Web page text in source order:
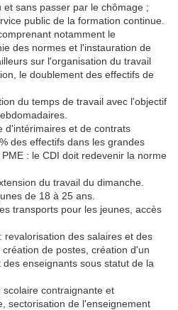
sans passer par le chômage ;
public de la formation continue.
notamment le
des normes et l'instauration de
sur l'organisation du travail
le doublement des effectifs de
du temps de travail avec l'objectif
d'intérimaires et de contrats
des effectifs dans les grandes
: le CDI doit redevenir la norme
du travail du dimanche.
de 18 à 25 ans.
transports pour les jeunes, accès
des salaires et des
de postes, création d'un
enseignants sous statut de la
contraignante et
sectorisation de l'enseignement